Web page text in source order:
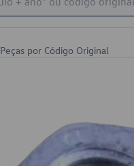
Peças por Código Original